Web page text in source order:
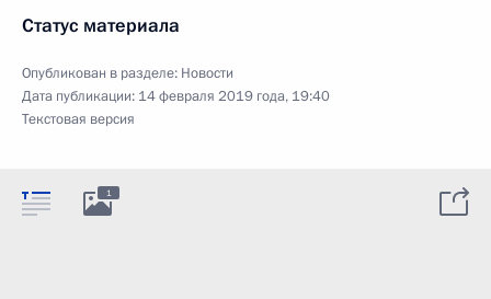
Статус материала
Опубликован в разделе: Новости
Дата публикации: 14 февраля 2019 года, 19:40
Текстовая версия
1